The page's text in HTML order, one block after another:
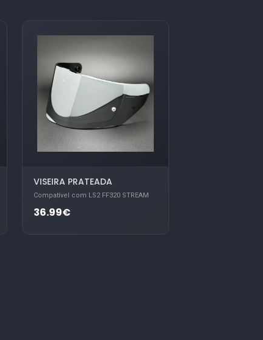
VISEIRA PRATEADA
Compatível com LS2 FF320 STREAM
36.99€